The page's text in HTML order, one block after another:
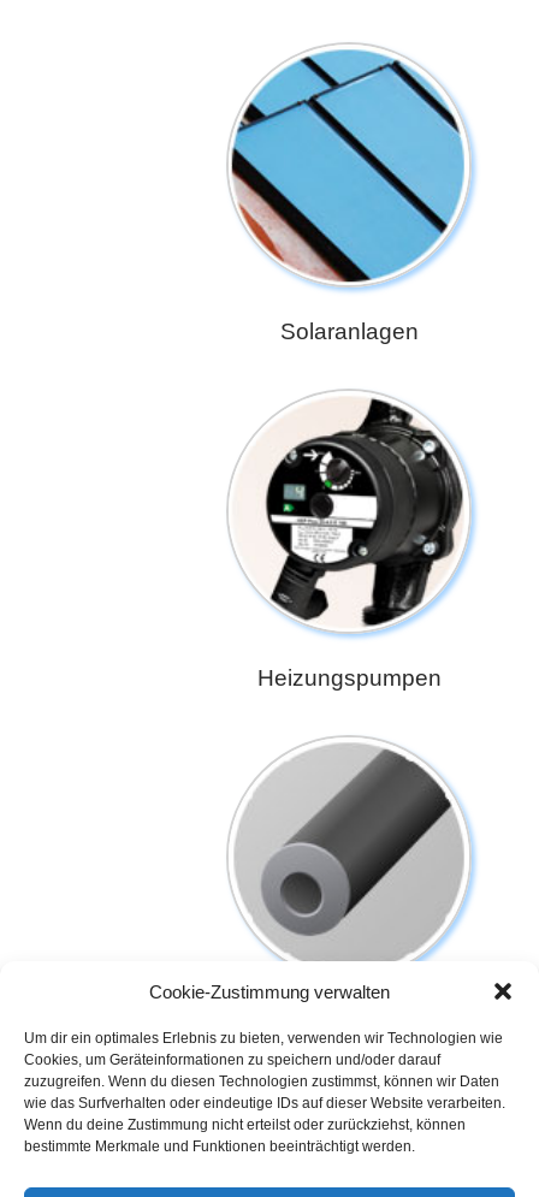
Cookie-Zustimmung verwalten
Um dir ein optimales Erlebnis zu bieten, verwenden wir Technologien wie
Cookies, um Geräteinformationen zu speichern und/oder darauf
zuzugreifen. Wenn du diesen Technologien zustimmst, können wir Daten
wie das Surfverhalten oder eindeutige IDs auf dieser Website verarbeiten.
Wenn du deine Zustimmung nicht erteilst oder zurückziehst, können
bestimmte Merkmale und Funktionen beeinträchtigt werden.
Solaranlagen
Heizungspumpen